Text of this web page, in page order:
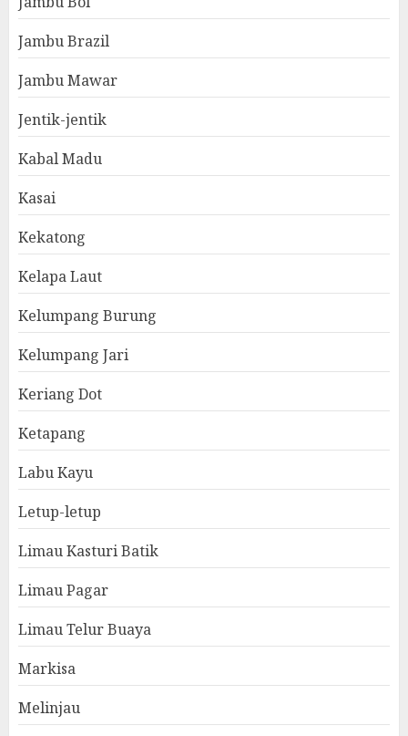
Jambu Brazil
Jambu Mawar
Jentik-jentik
Kabal Madu
Kasai
Kekatong
Kelapa Laut
Kelumpang Burung
Kelumpang Jari
Keriang Dot
Ketapang
Labu Kayu
Letup-letup
Limau Kasturi Batik
Limau Pagar
Limau Telur Buaya
Markisa
Melinjau